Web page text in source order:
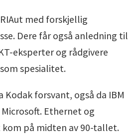
med forskjellig
Dere får også anledning til
eksperter og rådgivere
spesialitet.
Kodak forsvant, også da IBM
Ethernet og
kom på midten av 90-tallet.